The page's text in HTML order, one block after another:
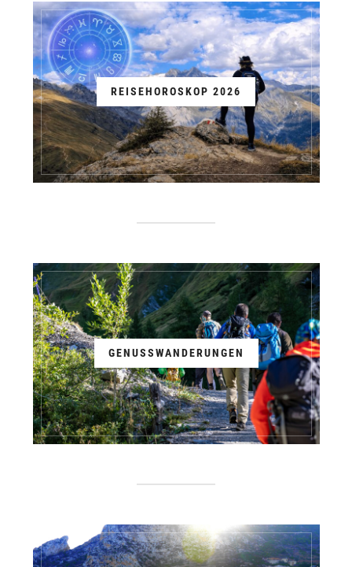
REISEHOROSKOP 2026
GENUSSWANDERUNGEN